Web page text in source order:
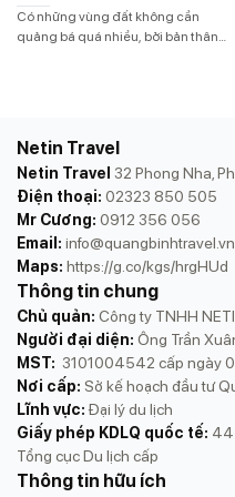
mảnh đất lửa đến vương
quốc hang động và biển
Có những vùng đất không cần
quảng bá quá nhiều, bởi bản thân
gian du lịch hoàn toàn mới được mở
ra. Không […]
Netin Travel
Netin Travel 32 Phong Nha,
Điện thoại: 02323 850 505
Mr Cương: 0912 356 056
Email: info@quangbinhtravel.vn
Maps: https://g.co/kgs/hrgHUd
Thông tin hữu ích
Thông tin chung
Chủ quản: Công ty TNHH
Người đại diện: Ông Trần
MST: 3101004542 cấp ngày
Nơi cấp: Sở kế hoạch đầu tư
Lĩnh vực: Đại lý du lịch
Giấy phép KDLQ quốc tế:
Tổng cục Du lịch cấp